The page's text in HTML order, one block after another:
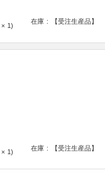
1
在庫 【受注生産品】
1
在庫 【受注生産品】